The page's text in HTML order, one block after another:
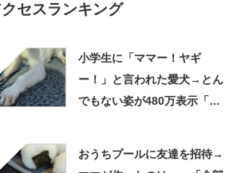
クセスランキング
小学生に「ママー！ヤギ
ー！」と言われた愛犬→とん
でもない姿が480万表示「ど
おうちプールに友達を招待→